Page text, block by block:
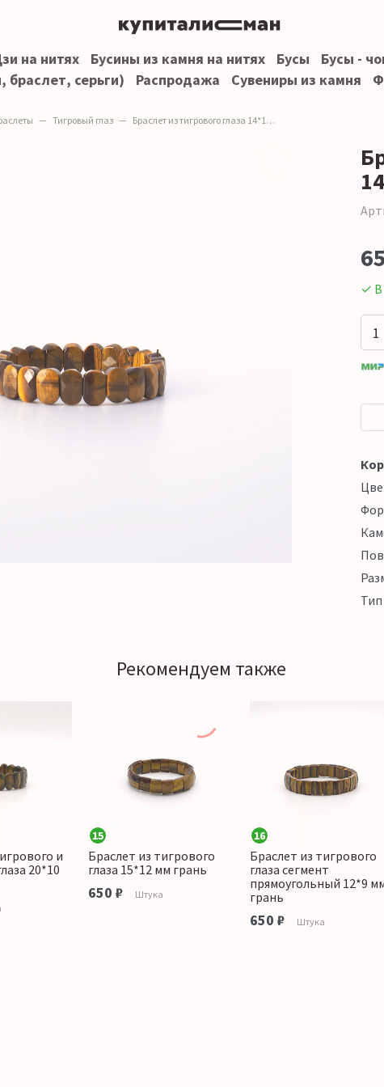
на нитях Бусины из камня на нитях Бусы Бусы -
браслет, серьги)
Распродажа Сувениры из камня
Тигровый глаз Браслет из тигрового глаза 14*10 мм грань
✓ В
Рекомендуем также
и
20*10
15
Браслет из тигрового
глаза 15*12 мм грань
650 ₽ Штука
16
Браслет из тигрового
глаза сегмент
прямоугольный 12*9
грань
650 ₽ Штука